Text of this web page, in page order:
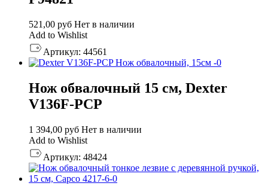
521,00 руб Нет в наличии
Add to Wishlist
Артикул: 44561
Нож обвалочный 15 см, Dexter
V136F-PCP
1 394,00 руб Нет в наличии
Add to Wishlist
Артикул: 48424